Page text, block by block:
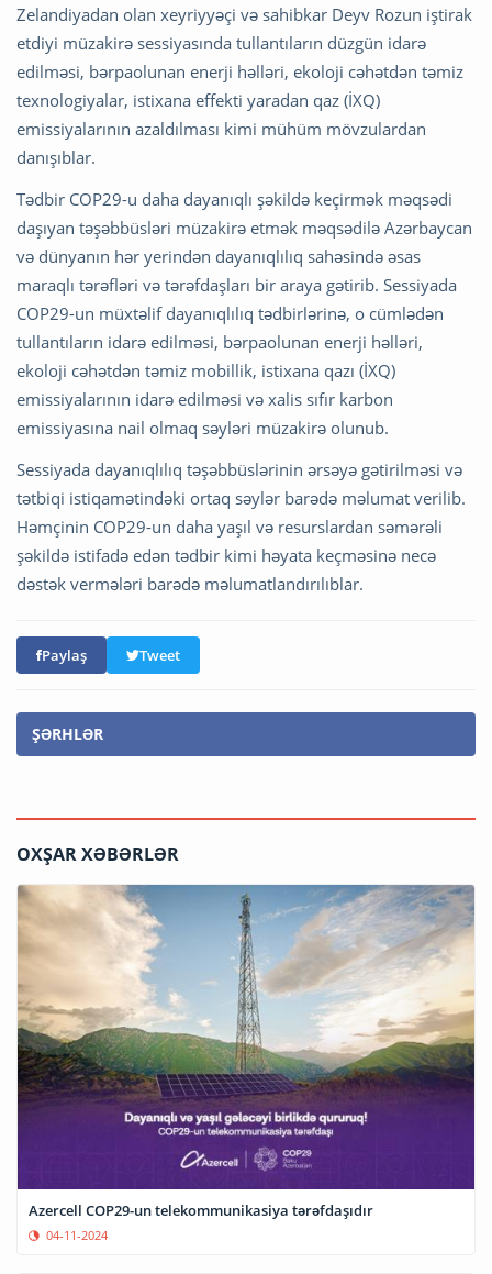
Zelandiyadan olan xeyriyyəçi və sahibkar Deyv Rozun iştirak
etdiyi müzakirə sessiyasında tullantıların düzgün idarə
edilməsi, bərpaolunan enerji həlləri, ekoloji cəhətdən təmiz
texnologiyalar, istixana effekti yaradan qaz (İXQ)
emissiyalarının azaldılması kimi mühüm mövzulardan
danışıblar.
Tədbir COP29-u daha dayanıqlı şəkildə keçirmək məqsədi
daşıyan təşəbbüsləri müzakirə etmək məqsədilə Azərbaycan
və dünyanın hər yerindən dayanıqlılıq sahəsində əsas
maraqlı tərəfləri və tərəfdaşları bir araya gətirib. Sessiyada
COP29-un müxtəlif dayanıqlılıq tədbirlərinə, o cümlədən
tullantıların idarə edilməsi, bərpaolunan enerji həlləri,
ekoloji cəhətdən təmiz mobillik, istixana qazı (İXQ)
emissiyalarının idarə edilməsi və xalis sıfır karbon
emissiyasına nail olmaq səyləri müzakirə olunub.
Sessiyada dayanıqlılıq təşəbbüslərinin ərsəyə gətirilməsi və
tətbiqi istiqamətindəki ortaq səylər barədə məlumat verilib.
Həmçinin COP29-un daha yaşıl və resurslardan səmərəli
şəkildə istifadə edən tədbir kimi həyata keçməsinə necə
dəstək vermələri barədə məlumatlandırılıblar.
Paylaş Tweet
ŞƏRHLƏR
OXŞAR XƏBƏRLƏR
Azercell COP29-un telekommunikasiya tərəfdaşıdır
04-11-2024